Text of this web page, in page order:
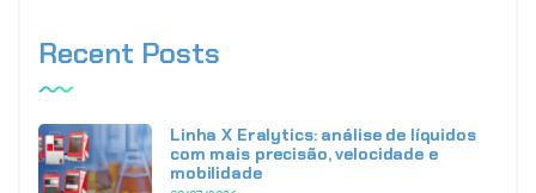
Recent Posts
Linha X Eralytics: análise de líquidos
com mais precisão, velocidade e
mobilidade